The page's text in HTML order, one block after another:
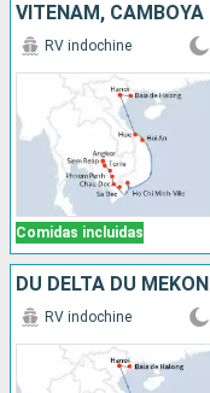
VITENAM, CAMBOYA
Comidas incluidas
RV indochine
RV indochine